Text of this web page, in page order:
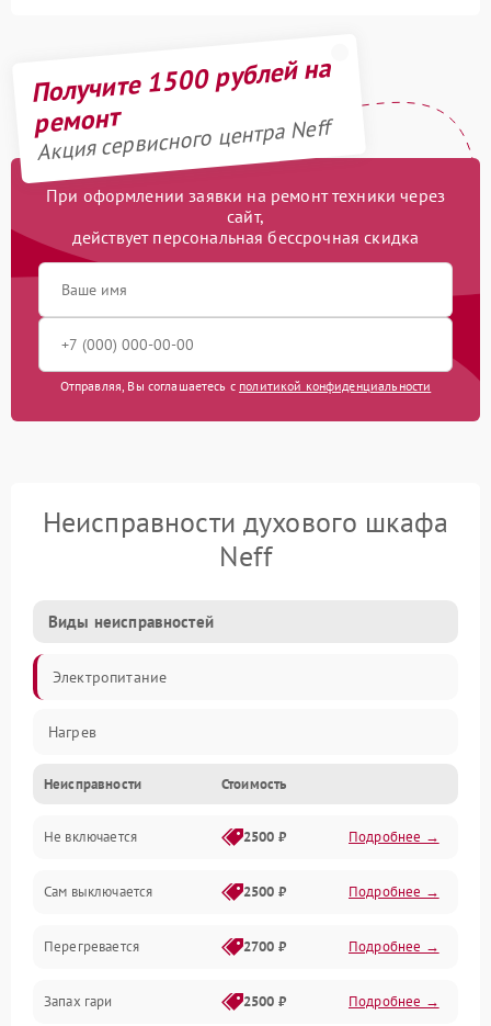
Получите 1500 рублей на
ремонт
Акция сервисного центра Neff
При оформлении заявки на ремонт техники через
сайт,
действует персональная бессрочная скидка
Отправляя, Вы соглашаетесь с политикой конфиденциальности
Неисправности духового шкафа
Neff
Виды неисправностей
Электропитание
Нагрев
Неисправности Стоимость
Не включается 2500 ₽ Подробнее →
Сам выключается 2500 ₽ Подробнее →
Перегревается 2700 ₽ Подробнее →
Запах гари 2500 ₽ Подробнее →